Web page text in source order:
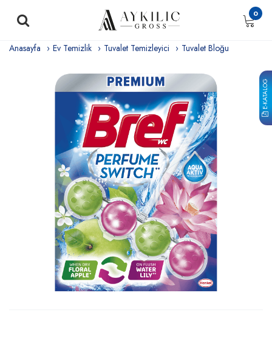
E-KATALOG
0
Anasayfa Ev Temizlik Tuvalet Temizleyici Tuvalet Bloğu